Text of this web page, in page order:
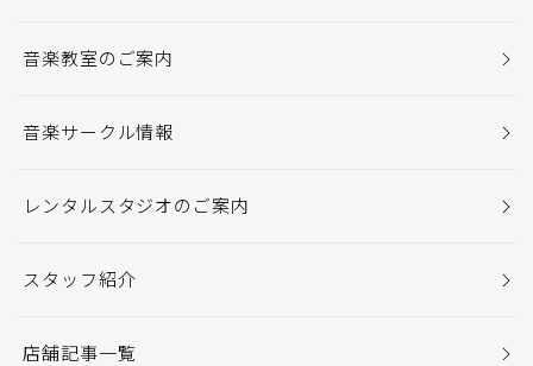
音楽教室のご案内
音楽サークル情報
レンタルスタジオのご案内
スタッフ紹介
店舗記事一覧